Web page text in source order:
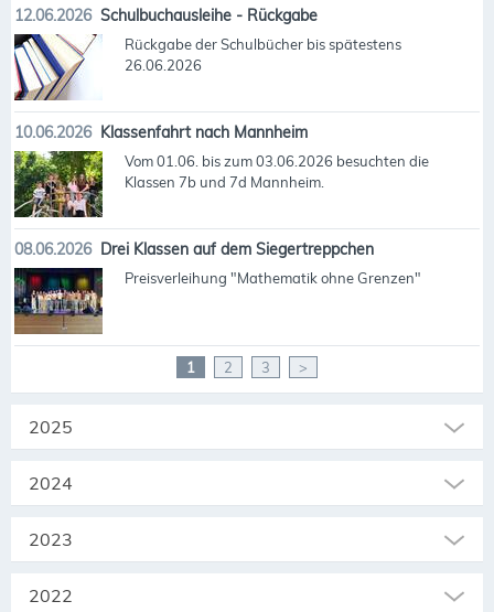
12.06.2026 Schulbuchausleihe - Rückgabe
Rückgabe der Schulbücher bis spätestens
26.06.2026
10.06.2026 Klassenfahrt nach Mannheim
Vom 01.06. bis zum 03.06.2026 besuchten die
Klassen 7b und 7d Mannheim.
08.06.2026 Drei Klassen auf dem Siegertreppchen
Preisverleihung "Mathematik ohne Grenzen"
1 2 3 >
2025
2024
2023
2022